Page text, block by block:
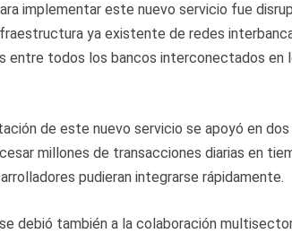
implementar este nuevo servicio fue
ya existente de redes
entre todos los bancos interconectados en
de este nuevo servicio se apoyó en dos
millones de transacciones diarias en
pudieran integrarse rápidamente.
debió también a la colaboración